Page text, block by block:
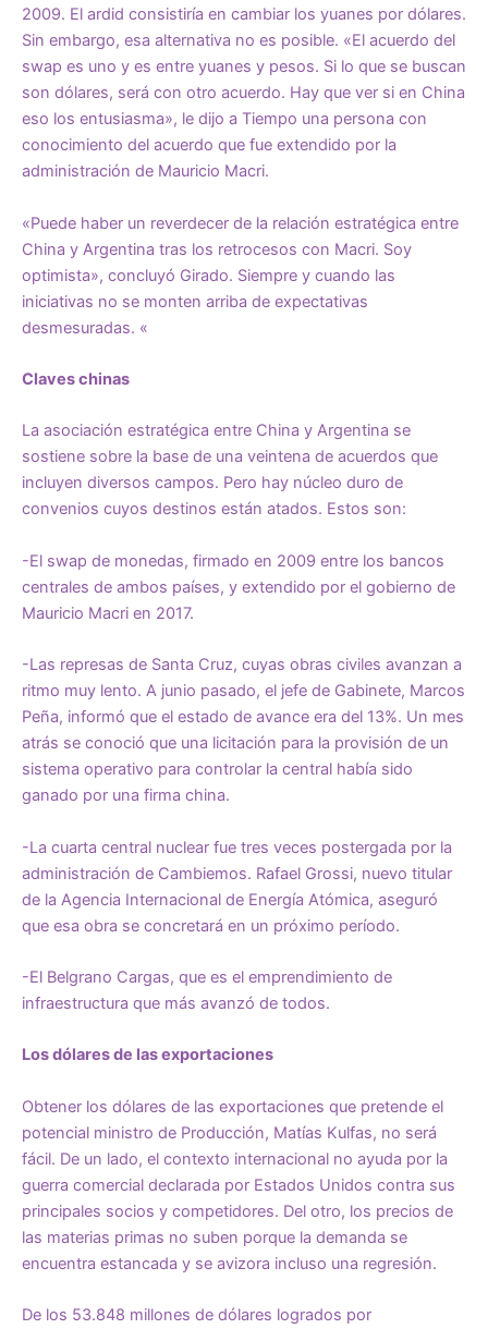
2009. El ardid consistiría en cambiar los yuanes por dólares.
Sin embargo, esa alternativa no es posible. «El acuerdo del
swap es uno y es entre yuanes y pesos. Si lo que se buscan
son dólares, será con otro acuerdo. Hay que ver si en China
eso los entusiasma», le dijo a Tiempo una persona con
conocimiento del acuerdo que fue extendido por la
administración de Mauricio Macri.
«Puede haber un reverdecer de la relación estratégica entre
China y Argentina tras los retrocesos con Macri. Soy
optimista», concluyó Girado. Siempre y cuando las
iniciativas no se monten arriba de expectativas
desmesuradas. «
Claves chinas
La asociación estratégica entre China y Argentina se
sostiene sobre la base de una veintena de acuerdos que
incluyen diversos campos. Pero hay núcleo duro de
convenios cuyos destinos están atados. Estos son:
-El swap de monedas, firmado en 2009 entre los bancos
centrales de ambos países, y extendido por el gobierno de
Mauricio Macri en 2017.
-Las represas de Santa Cruz, cuyas obras civiles avanzan a
ritmo muy lento. A junio pasado, el jefe de Gabinete, Marcos
Peña, informó que el estado de avance era del 13%. Un mes
atrás se conoció que una licitación para la provisión de un
sistema operativo para controlar la central había sido
ganado por una firma china.
-La cuarta central nuclear fue tres veces postergada por la
administración de Cambiemos. Rafael Grossi, nuevo titular
de la Agencia Internacional de Energía Atómica, aseguró
que esa obra se concretará en un próximo período.
-El Belgrano Cargas, que es el emprendimiento de
infraestructura que más avanzó de todos.
Los dólares de las exportaciones
Obtener los dólares de las exportaciones que pretende el
potencial ministro de Producción, Matías Kulfas, no será
fácil. De un lado, el contexto internacional no ayuda por la
guerra comercial declarada por Estados Unidos contra sus
principales socios y competidores. Del otro, los precios de
las materias primas no suben porque la demanda se
encuentra estancada y se avizora incluso una regresión.
De los 53.848 millones de dólares logrados por